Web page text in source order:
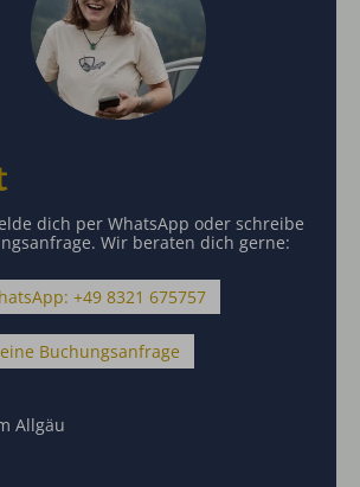
dich per WhatsApp oder schreibe
Wir beraten dich gerne:
+49 8321 675757
Buchungsanfrage
Allgäu